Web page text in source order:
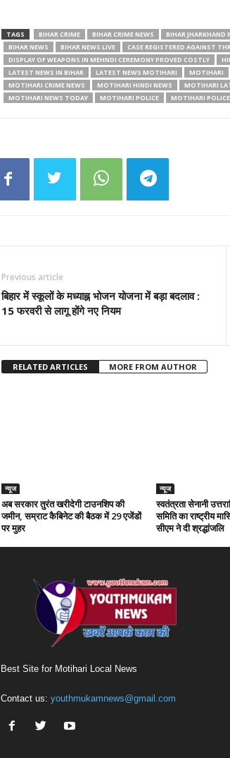
TAGS BIHAR CRIME BIHAR CRIME NEWS BIHAR JHARKHAND
BIHAR NEWS
BIHAR NEWS LIVE CASE REGISTERED AGAINST
DISPLAY OF WEAPONS IN MEHNDI CEREMONY PROVED COSTLY
LATEST NEWS IN BIHAR
LATEST NEWS MOTIHARI MOTIHARI
MOTIHARI CRIME NEWS
MOTIHARI HINDI NEWS MOTIHARI
MOTIHARI NEWS TODAY
MOTIHARI POLICE MOTIHARI
Previous article
बिहार में स्कूलों के मध्याह्न भोजन योजना में बड़ा बदलाव :
15 फरवरी से लागू होंगे नए नियम
RELATED ARTICLES MORE FROM AUTHOR
न्यूज
अब सरकार तुरंत खरीदेगी टाउनशिप की
जमीन, सम्राट कैबिनेट की बैठक में 29 एजेंडों
पर मुहर
न्यूज
स्वतंत्रता सेनानी
समिति का राष्ट्रीय
सीएम ने दी श्रद्धांजलि
Best Site for Motihari Local News
Contact us: youthmukamnews@gmail.com